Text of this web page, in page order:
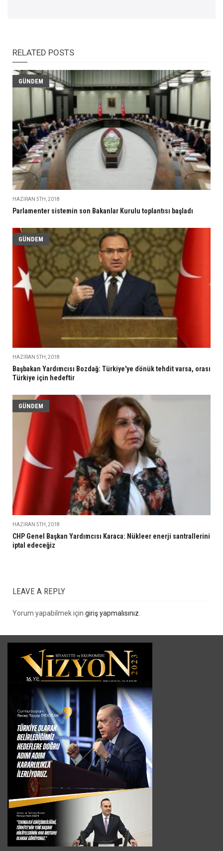
RELATED POSTS
GÜNDEM
HAZIRAN 5TH, 2018
Parlamenter sistemin son Bakanlar Kurulu toplantısı başladı
GÜNDEM
HAZIRAN 5TH, 2018
Başbakan Yardımcısı Bozdağ: Türkiye'ye dönük tehdit varsa, orası
Türkiye için hedeftir
GÜNDEM
HAZIRAN 5TH, 2018
CHP Genel Başkan Yardımcısı Karaca: Nükleer enerji santrallerini
iptal edeceğiz
LEAVE A REPLY
Yorum yapabilmek için giriş yapmalısınız